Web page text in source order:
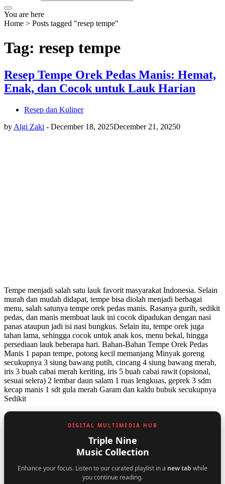
You are here
Home > Posts tagged "resep tempe"
Tag: resep tempe
Resep Tempe Orek Pedas Manis: Hemat,
Enak, dan Cocok untuk Lauk Harian
Resep dan Kuliner
by Algi Zaki - December 18, 2025December 21, 20250
Tempe menjadi salah satu lauk favorit masyarakat Indonesia. Selain
murah dan mudah didapat, tempe bisa diolah menjadi berbagai
menu, salah satunya tempe orek pedas manis. Rasanya gurih, sedikit
pedas, dan manis membuat lauk ini cocok dipadukan dengan nasi
panas ataupun jadi isi nasi bungkus. Selain itu, tempe orek juga
tahan lama, sehingga cocok untuk anak kos, menu bekal, hingga
persediaan lauk beberapa hari. Bahan-Bahan Tempe Orek Pedas
Manis 1 papan tempe, potong kecil memanjang Minyak goreng
secukupnya 3 siung bawang putih, cincang 4 siung bawang merah,
iris 3 buah cabai merah keriting, iris 5 buah cabai rawit (opsional,
sesuai selera) 2 lembar daun salam 1 ruas lengkuas, geprek 3 sdm
kecap manis 1 sdt gula merah Garam dan kaldu bubuk secukupnya
Sedikit
DIGITAL MULTIMEDIA HUB
Triple Nine
Music Collection
Enhance your focus. Listen to our curated playlist in a new tab while
you continue reading.